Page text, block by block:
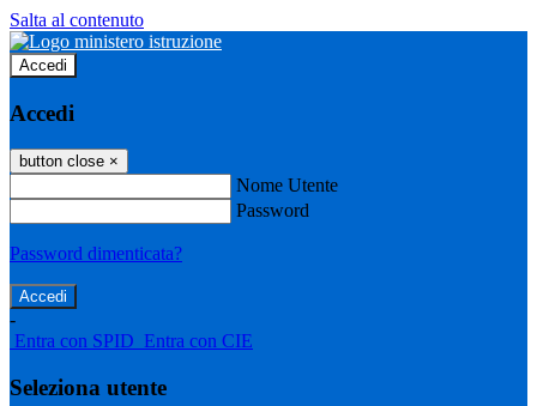
Salta al contenuto
Accedi
Accedi
button close ×
Nome Utente
Password
Password dimenticata?
-
Entra con SPID Entra con CIE
Seleziona utente